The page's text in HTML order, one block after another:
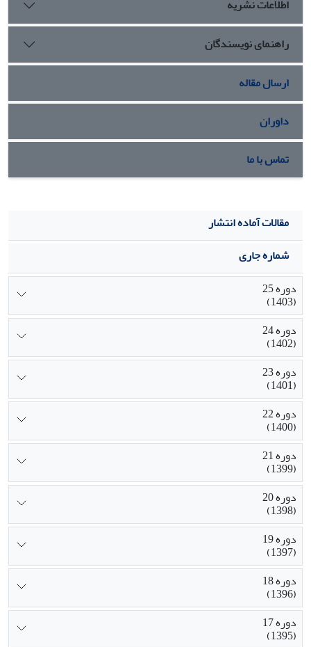
اطلاعات نشریه
راهنمای نویسندگان
ارسال مقاله
داوران
تماس با ما
مقالات آماده انتشار
شماره جاری
دوره 25
(1403)
دوره 24
(1402)
دوره 23
(1401)
دوره 22
(1400)
دوره 21
(1399)
دوره 20
(1398)
دوره 19
(1397)
دوره 18
(1396)
دوره 17
(1395)